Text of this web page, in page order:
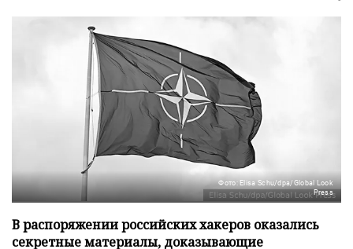
Фото: Elisa Schu/dpa/Global Look
Press
В распоряжении российских хакеров оказались
секретные материалы, доказывающие